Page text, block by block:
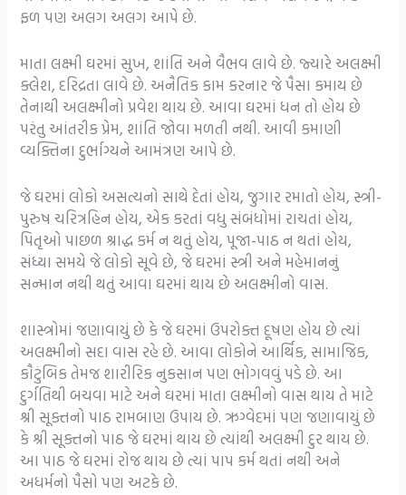
ફળ પણ અલગ અલગ આપે છે.
માતા લક્ષ્મી ઘરમાં સુખ, શાંતિ અને વૈભવ લાવે છે. જ્યારે અલક્ષ્મી
ક્લેશ, દરિદ્રતા લાવે છે. અનૈતિક કામ કરનાર જે પૈસા કમાય છે
તેનાથી અલક્ષ્મીનો પ્રવેશ થાય છે. આવા ઘરમાં ધન તો હોય છે
પરંતુ આંતરીક પ્રેમ, શાંતિ જોવા મળતી નથી. આવી કમાણી
વ્યક્તિના દુર્ભાગ્યને આમંત્રણ આપે છે.
જે ઘરમાં લોકો અસત્યનો સાથે દેતાં હોય, જુગાર રમાતો હોય, સ્ત્રી-
પુરુષ ચરિત્રહિન હોય, એક કરતાં વધુ સંબંધોમાં રાચતાં હોય,
પિતૃઓ પાછળ શ્રાદ્ધ કર્મ ન થતું હોય, પૂજા-પાઠ ન થતાં હોય,
સંધ્યા સમયે જે લોકો સૂવે છે, જે ઘરમાં સ્ત્રી અને મહેમાનનું
સન્માન નથી થતું આવા ઘરમાં થાય છે અલક્ષ્મીનો વાસ.
શાસ્ત્રોમાં જણાવાયું છે કે જે ઘરમાં ઉપરોક્ત દૂષણ હોય છે ત્યાં
અલક્ષ્મીનો સદા વાસ રહે છે. આવા લોકોને આર્થિક, સામાજિક,
કૌટુંબિક તેમજ શારીરિક નુકસાન પણ ભોગવવું પડે છે. આ
દુર્ગતિથી બચવા માટે અને ઘરમાં માતા લક્ષ્મીનો વાસ થાય તે માટે
શ્રી સૂક્તનો પાઠ રામબાણ ઉપાય છે. ઋગ્વેદમાં પણ જણાવાયું છે
કે શ્રી સૂક્તનો પાઠ જે ઘરમાં થાય છે ત્યાંથી અલક્ષ્મી દુર થાય છે.
આ પાઠ જે ઘરમાં રોજ થાય છે ત્યાં પાપ કર્મ થતાં નથી અને
અધર્મનો પૈસો પણ અટકે છે.